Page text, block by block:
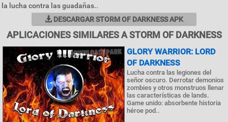
la lucha contra las guadañas..
DESCARGAR STORM OF DARKNESS APK
APLICACIONES SIMILARES A STORM OF DARKNESS
GLORY WARRIOR: LORD
OF DARKNESS
Lucha contra las legiones del
señor oscuro. Derrotar demonios
zombies y otros monstruos llenar
las características de lands.
Game unido: absorbente historia
héroe pod..